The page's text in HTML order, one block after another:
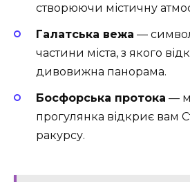
створюючи містичну
Галатська вежа —
частини міста, з якого
дивовижна панорама.
Босфорська протока —
прогулянка відкриє вам
ракурсу.